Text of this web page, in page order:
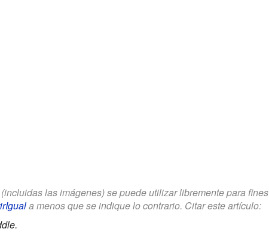
las imágenes) se puede utilizar libremente para fines
a menos que se indique lo contrario. Citar este artículo: